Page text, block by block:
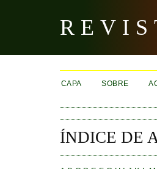
CAPA SOBRE
ÍNDICE DE